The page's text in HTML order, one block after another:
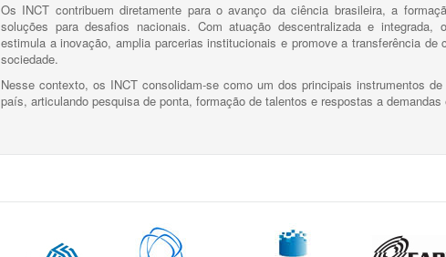
Os INCT contribuem diretamente para o avanço da ciência brasileira, a
soluções para desafios nacionais. Com atuação descentralizada e integrada,
estimula a inovação, amplia parcerias institucionais e promove a transferência de
sociedade.
Nesse contexto, os INCT consolidam-se como um dos principais instrumentos
país, articulando pesquisa de ponta, formação de talentos e respostas a